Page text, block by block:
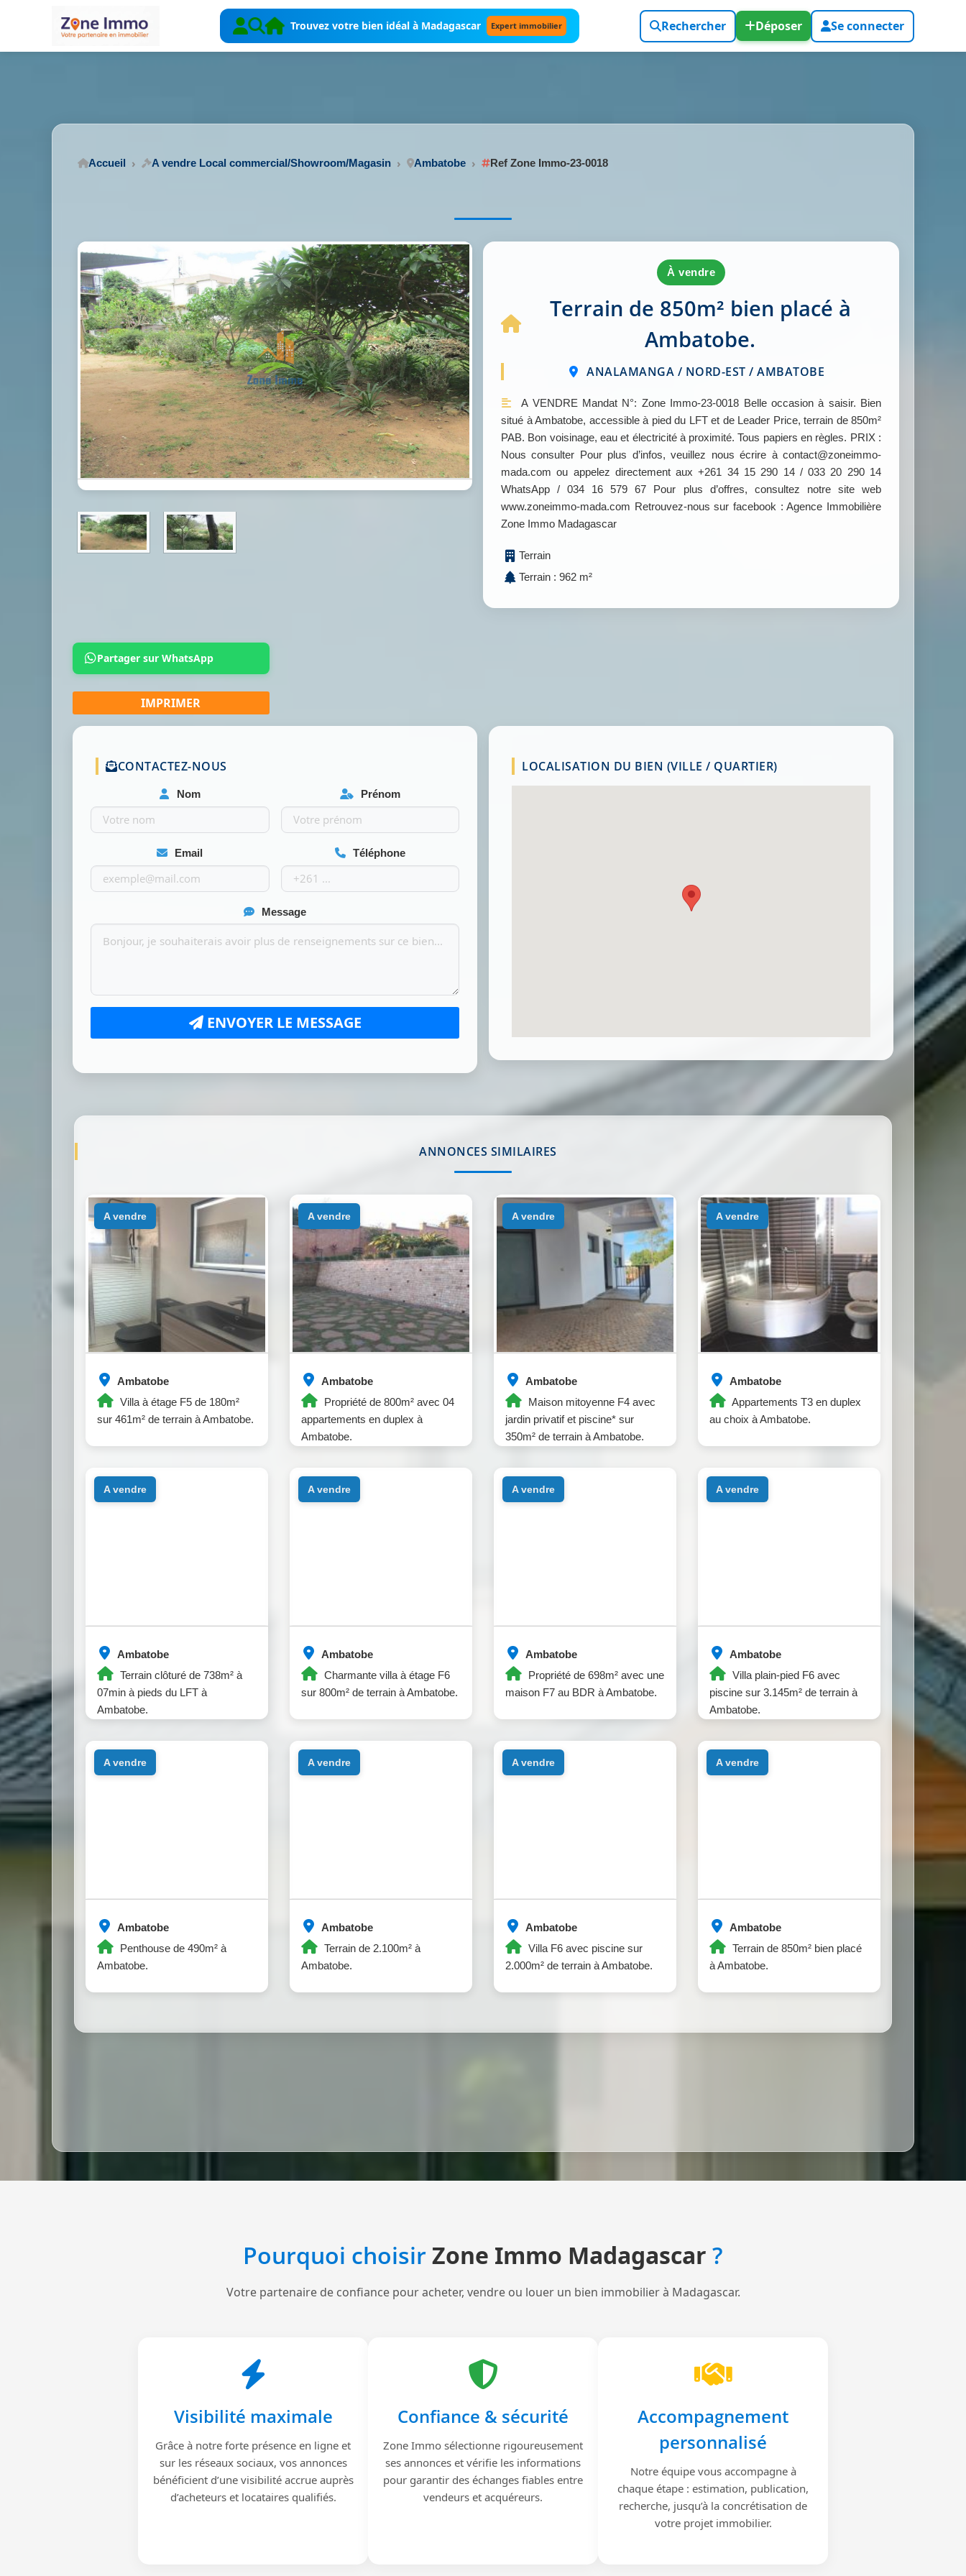
Trouvez votre bien idéal à Madagascar Expert immobilier Rechercher Déposer Se connecter
Accueil A vendre Local commercial/Showroom/Magasin Ambatobe Ref Zone Immo-23-0018
à vendre
Terrain de 850m² bien placé à
Ambatobe.
ANALAMANGA / NORD-EST / AMBATOBE
A VENDRE Mandat N°: Zone Immo-23-0018 Belle occasion à saisir. Bien
situé à Ambatobe, accessible à pied du LFT et de Leader Price, terrain de 850m²
PAB. Bon voisinage, eau et électricité à proximité. Tous papiers en règles. PRIX :
Nous consulter Pour plus d’infos, veuillez nous écrire à contact@zoneimmo-
mada.com ou appelez directement aux +261 34 15 290 14 / 033 20 290 14
WhatsApp / 034 16 579 67 Pour plus d’offres, consultez notre site web
www.zoneimmo-mada.com Retrouvez-nous sur facebook : Agence Immobilière
Zone Immo Madagascar
Terrain
Terrain : 962 m²
Partager sur WhatsApp
CONTACTEZ-NOUS
Nom Prénom
Email Téléphone
Message
ENVOYER LE MESSAGE
LOCALISATION DU BIEN (VILLE / QUARTIER)
ANNONCES SIMILAIRES
Ambatobe
Villa à étage F5 de 180m²
sur 461m² de terrain à Ambatobe.
a vendre
Ambatobe
Propriété de 800m² avec 04
appartements en duplex à
Ambatobe.
a vendre
Ambatobe
Maison mitoyenne F4 avec
jardin privatif et piscine* sur
350m² de terrain à Ambatobe.
a vendre
Ambatobe
Appartements T3 en duplex
au choix à Ambatobe.
a vendre
Ambatobe
Terrain clôturé de 738m² à
07min à pieds du LFT à
Ambatobe.
a vendre
Ambatobe
Charmante villa à étage F6
sur 800m² de terrain à Ambatobe.
a vendre
Ambatobe
Propriété de 698m² avec une
maison F7 au BDR à Ambatobe.
a vendre
Ambatobe
Villa plain-pied F6 avec
piscine sur 3.145m² de terrain à
Ambatobe.
a vendre
Ambatobe
Penthouse de 490m² à
Ambatobe.
a vendre
Ambatobe
Terrain de 2.100m² à
Ambatobe.
a vendre
Ambatobe
Villa F6 avec piscine sur
2.000m² de terrain à Ambatobe.
a vendre
Ambatobe
Terrain de 850m² bien placé
à Ambatobe.
a vendre
Pourquoi choisirZone Immo Madagascar ?
Votre partenaire de confiance pour acheter, vendre ou louer un bien immobilier à Madagascar.
Visibilité maximale
Grâce à notre forte présence en ligne et
sur les réseaux sociaux, vos annonces
bénéficient d’une visibilité accrue auprès
d’acheteurs et locataires qualifiés.
Confiance & sécurité
Zone Immo sélectionne rigoureusement
ses annonces et vérifie les informations
pour garantir des échanges fiables entre
vendeurs et acquéreurs.
Accompagnement
personnalisé
Notre équipe vous accompagne à
chaque étape : estimation, publication,
recherche, jusqu’à la concrétisation de
votre projet immobilier.